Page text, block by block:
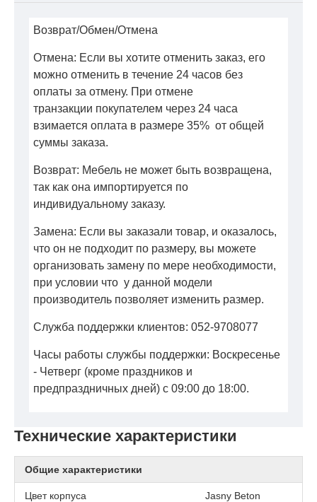
Технические характеристики
Общие характеристики
Цвет корпуса Jasny Beton
Возврат/Обмен/Отмена
Отмена: Если вы хотите отменить заказ, его
можно отменить в течение 24 часов без
оплаты за отмену. При отмене
транзакции покупателем через 24 часа
взимается оплата в размере 35% от общей
суммы заказа.
Возврат: Мебель не может быть возвращена,
так как она импортируется по
индивидуальному заказу.
Замена: Если вы заказали товар, и оказалось,
что он не подходит по размеру, вы можете
организовать замену по мере необходимости,
при условии что у данной модели
производитель позволяет изменить размер.
Служба поддержки клиентов: 052-9708077
Часы работы службы поддержки: Воскресенье
- Четверг (кроме праздников и
предпраздничных дней) с 09:00 до 18:00.